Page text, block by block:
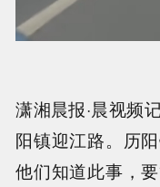
潇湘晨报·晨视频
阳镇迎江路。历
他们知道此事，